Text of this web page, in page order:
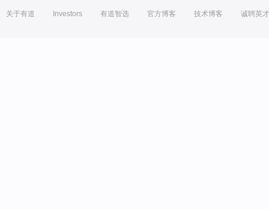
关于有道 Investors 有道智选 官方博客 技术博客 诚聘英才